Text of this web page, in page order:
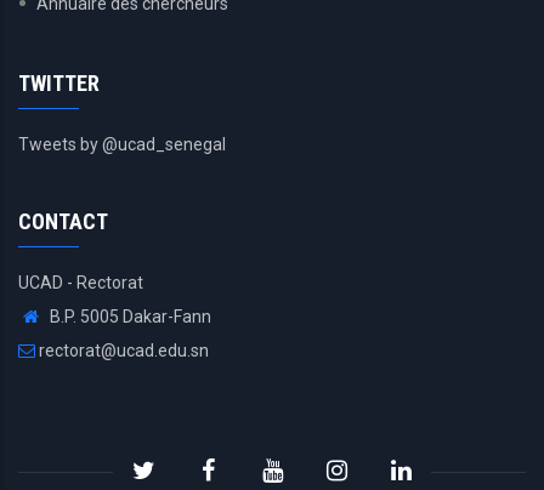
Annuaire des chercheurs
TWITTER
Tweets by @ucad_senegal
CONTACT
UCAD - Rectorat
B.P. 5005 Dakar-Fann
rectorat@ucad.edu.sn